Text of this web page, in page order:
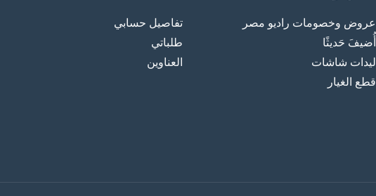
عروض وخصومات راديو مصر
أُضيفَ حَديثًا
ليدات شاشات
قطع الغيار
تفاصيل حسابي
طلباتي
العناوين